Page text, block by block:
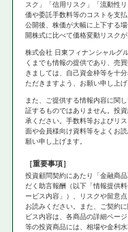
スク」「信用リスク」「流動性
価や委託手数料等のコストを支
公開後、株価が大幅に上下する
開株式に比べて価格変動リスクが
株式会社 日東フィナンシャルグ
くまでも情報の提供であり、売
きましては、自己資金枠等を十
ただきますよう、お願い申し上げ
また、ご提供する情報内容に関
証するものではありません。投
承ください。手数料等およびリ
面や会員様向け資料等をよくお
願い申し上げます。
重要事項
投資顧問契約にあたり「金融商
だく助言報酬（以下「情報提供
ービス内容」）、リスクや留意
お読みください。また、ご契約
ビス内容は、各商品の詳細ペー
等の投資商品には、相場や金利